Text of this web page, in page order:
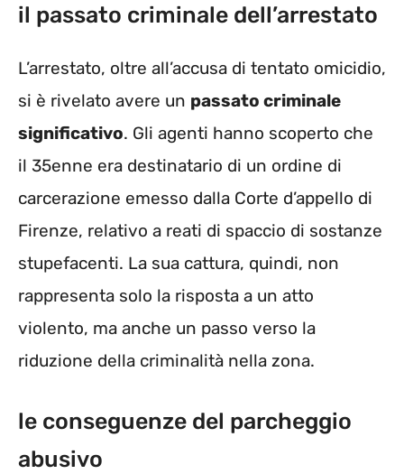
il passato criminale dell’arrestato
L’arrestato, oltre all’accusa di tentato omicidio,
si è rivelato avere un passato criminale
significativo. Gli agenti hanno scoperto che
il 35enne era destinatario di un ordine di
carcerazione emesso dalla Corte d’appello di
Firenze, relativo a reati di spaccio di sostanze
stupefacenti. La sua cattura, quindi, non
rappresenta solo la risposta a un atto
violento, ma anche un passo verso la
riduzione della criminalità nella zona.
le conseguenze del parcheggio
abusivo